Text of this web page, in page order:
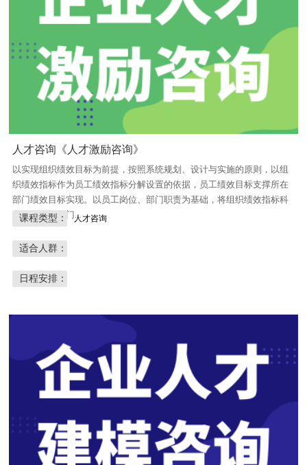
人才咨询《人才激励咨询》
以实现组织绩效目标为前提，按照系统规划、设计与实施的原则，以组
织绩效指标作为员工绩效指标分解设置的依据，员工绩效目标支撑所在
部门绩效目标实现。以员工岗位、部门职责为基础，将组织绩效指标科
学地分解到部门...
课程类型： 人才咨询
适合人群：
日程安排：